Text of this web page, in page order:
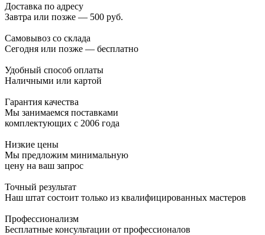
Доставка по адресу
Завтра или позже — 500 руб.
Самовывоз со склада
Сегодня или позже — бесплатно
Удобный способ оплаты
Наличными или картой
Гарантия качества
Мы занимаемся поставками
комплектующих с 2006 года
Низкие цены
Мы предложим минимальную
цену на ваш запрос
Точный результат
Наш штат состоит только из квалифицированных мастеров
Профессионализм
Бесплатные консультации от профессионалов